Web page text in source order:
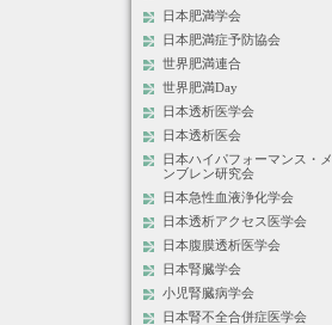
日本肥満学会
日本肥満症予防協会
世界肥満連合
世界肥満Day
日本透析医学会
日本透析医会
日本ハイパフォーマンス・メ
ンブレン研究会
日本急性血液浄化学会
日本透析アクセス医学会
日本腹膜透析医学会
日本腎臓学会
小児腎臓病学会
日本腎不全合併症医学会